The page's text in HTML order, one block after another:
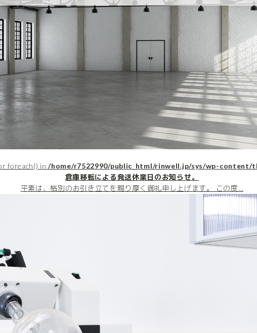
foreach() in/home/r7522990/public_html/rinwell.jp/sys/wp-content/
倉庫移転による発送休業日のお知らせ。
平素は、格別のお引き立てを賜り厚く御礼申し上げます。 この度…